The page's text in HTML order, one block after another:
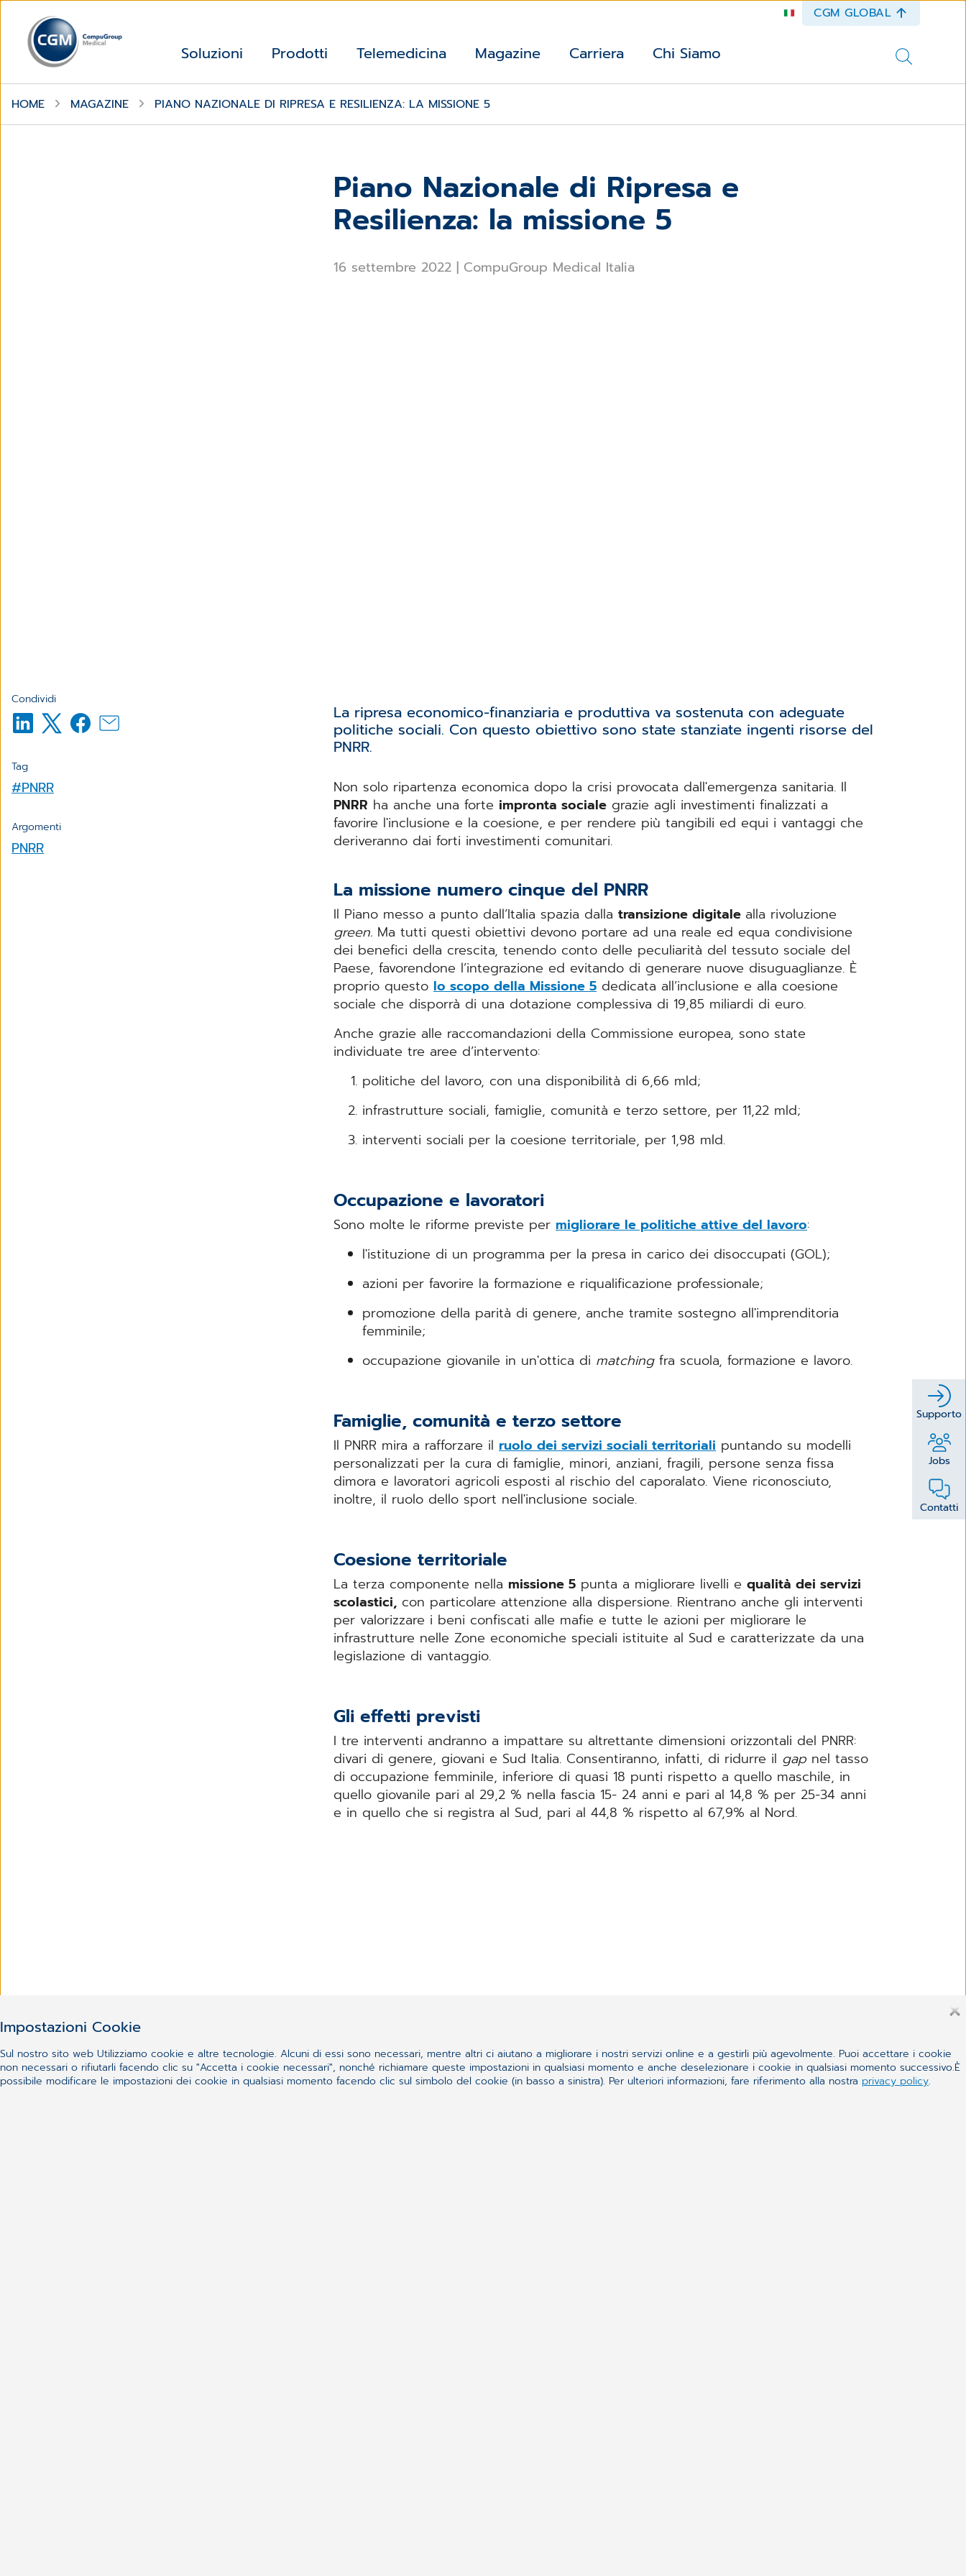
Supporto
Jobs
Contatti
CGM GLOBAL
Soluzioni Prodotti Telemedicina Magazine Carriera Chi Siamo
HOME MAGAZINE PIANO NAZIONALE DI RIPRESA E RESILIENZA: LA MISSIONE 5
Piano Nazionale di Ripresa e
Resilienza: la missione 5
16 settembre 2022 | CompuGroup Medical Italia
Condividi
Tag
#PNRR
Argomenti
PNRR
La ripresa economico-finanziaria e produttiva va sostenuta con adeguate
politiche sociali. Con questo obiettivo sono state stanziate ingenti risorse del
PNRR.
Non solo ripartenza economica dopo la crisi provocata dall'emergenza sanitaria. Il
PNRR ha anche una forte impronta sociale grazie agli investimenti finalizzati a
favorire l'inclusione e la coesione, e per rendere più tangibili ed equi i vantaggi che
deriveranno dai forti investimenti comunitari.
La missione numero cinque del PNRR
Il Piano messo a punto dall’Italia spazia dalla transizione digitale alla rivoluzione
green. Ma tutti questi obiettivi devono portare ad una reale ed equa condivisione
dei benefici della crescita, tenendo conto delle peculiarità del tessuto sociale del
Paese, favorendone l’integrazione ed evitando di generare nuove disuguaglianze. È
proprio questo lo scopo della Missione 5 dedicata all’inclusione e alla coesione
sociale che disporrà di una dotazione complessiva di 19,85 miliardi di euro.
Anche grazie alle raccomandazioni della Commissione europea, sono state
individuate tre aree d’intervento:
politiche del lavoro, con una disponibilità di 6,66 mld;
infrastrutture sociali, famiglie, comunità e terzo settore, per 11,22 mld;
interventi sociali per la coesione territoriale, per 1,98 mld.
Occupazione e lavoratori
Sono molte le riforme previste per migliorare le politiche attive del lavoro:
l'istituzione di un programma per la presa in carico dei disoccupati (GOL);
azioni per favorire la formazione e riqualificazione professionale;
promozione della parità di genere, anche tramite sostegno all'imprenditoria
femminile;
occupazione giovanile in un'ottica di matchingfra scuola, formazione e lavoro.
Famiglie, comunità e terzo settore
Il PNRR mira a rafforzare il ruolo dei servizi sociali territoriali puntando su modelli
personalizzati per la cura di famiglie, minori, anziani, fragili, persone senza fissa
dimora e lavoratori agricoli esposti al rischio del caporalato. Viene riconosciuto,
inoltre, il ruolo dello sport nell'inclusione sociale.
Coesione territoriale
La terza componente nella missione 5 punta a migliorare livelli e qualità dei servizi
scolastici, con particolare attenzione alla dispersione. Rientrano anche gli interventi
per valorizzare i beni confiscati alle mafie e tutte le azioni per migliorare le
infrastrutture nelle Zone economiche speciali istituite al Sud e caratterizzate da una
legislazione di vantaggio.
Gli effetti previsti
I tre interventi andranno a impattare su altrettante dimensioni orizzontali del PNRR:
divari di genere, giovani e Sud Italia. Consentiranno, infatti, di ridurre il gapnel tasso
di occupazione femminile, inferiore di quasi 18 punti rispetto a quello maschile, in
quello giovanile pari al 29,2 % nella fascia 15- 24 anni e pari al 14,8 % per 25-34 anni
e in quello che si registra al Sud, pari al 44,8 % rispetto al 67,9% al Nord.
Impostazioni Cookie
Sul nostro sito web Utilizziamo cookie e altre tecnologie. Alcuni di essi sono necessari, mentre altri ci aiutano a migliorare i nostri servizi online e a gestirli più agevolmente. Puoi accettare i cookie
non necessari o rifiutarli facendo clic su "Accetta i cookie necessari", nonché richiamare queste impostazioni in qualsiasi momento e anche deselezionare i cookie in qualsiasi momento successivo.È
possibile modificare le impostazioni dei cookie in qualsiasi momento facendo clic sul simbolo del cookie (in basso a sinistra). Per ulteriori informazioni, fare riferimento alla nostra privacy policy.